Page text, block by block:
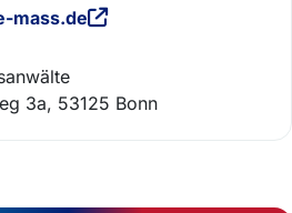
mass.de
3a, 53125 Bonn